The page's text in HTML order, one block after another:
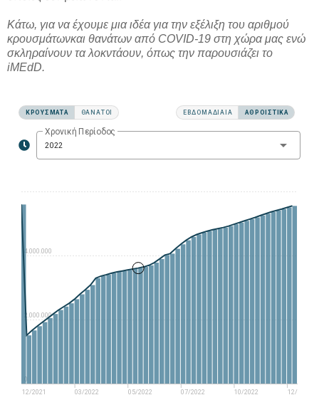
Κάτω, για να έχουμε μια ιδέα για την εξέλιξη του αριθμού
κρουσμάτωνκαι θανάτων από COVID-19 στη χώρα μας ενώ
σκληραίνουν τα λοκντάουν, όπως την παρουσιάζει το
iMEdD.